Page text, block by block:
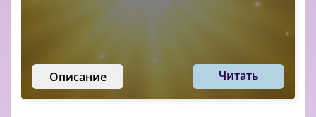
Описание Читать